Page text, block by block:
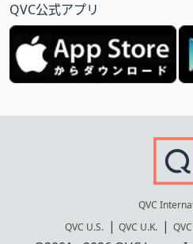
QVC公式アプリ
QVC
QVC U.S.
QVC U.K.